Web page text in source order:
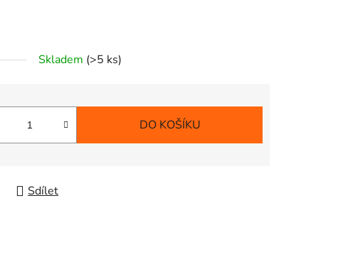
Skladem (>5 ks)
DO KOŠÍKU
Sdílet